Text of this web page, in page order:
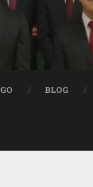
BLOG